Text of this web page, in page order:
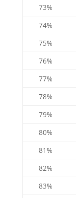
73%
74%
75%
76%
77%
78%
79%
80%
81%
82%
83%